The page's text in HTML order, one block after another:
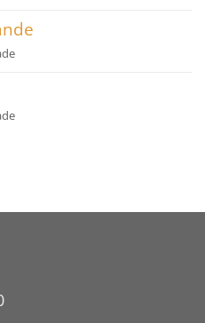
vilse
för
för